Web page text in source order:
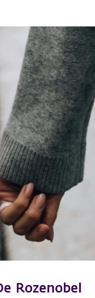
Rozenobel